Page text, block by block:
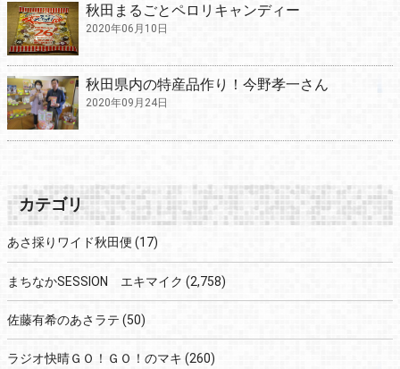
秋田まるごとペロリキャンディー
2020年06月10日
秋田県内の特産品作り！今野孝一さん
2020年09月24日
カテゴリ
あさ採りワイド秋田便 (17)
まちなかSESSION エキマイク (2,758)
佐藤有希のあさラテ (50)
ラジオ快晴ＧＯ！ＧＯ！のマキ (260)